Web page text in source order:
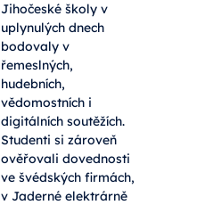
Jihočeské školy v
uplynulých dnech
bodovaly v
řemeslných,
hudebních,
vědomostních i
digitálních soutěžích.
Studenti si zároveň
ověřovali dovednosti
ve švédských firmách,
v Jaderné elektrárně